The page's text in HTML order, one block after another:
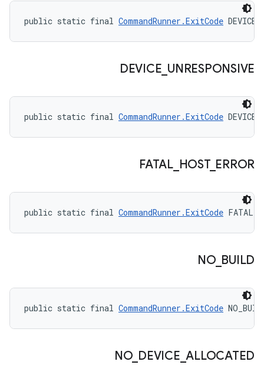
public static final CommandRunner.ExitCode
DEVICE UNRESPONSIVE
public static final CommandRunner.ExitCode
FATAL_ HOST_ ERROR
public static final CommandRunner.ExitCode
NO_ BUILD
public static final CommandRunner.ExitCode
NO_ DEVICE _ALLOCATED